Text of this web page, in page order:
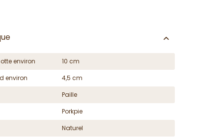
environ
10 cm
environ
4,5 cm
Paille
Porkpie
Naturel